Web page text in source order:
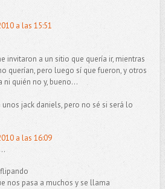
a las 15:51
invitaron a un sitio que quería ir, mientras
querían, pero luego sí que fueron, y otros
ni quién no y, bueno...
jack daniels, pero no sé si será lo
a las 16:09
flipando
nos pasa a muchos y se llama